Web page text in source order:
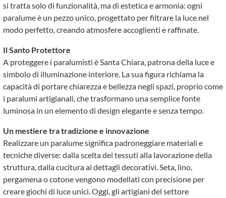
si tratta solo di funzionalità, ma di estetica e armonia: ogni
paralume è un pezzo unico, progettato per filtrare la luce nel
modo perfetto, creando atmosfere accoglienti e raffinate.
Il Santo Protettore
A proteggere i paralumisti è Santa Chiara, patrona della luce e
simbolo di illuminazione interiore. La sua figura richiama la
capacità di portare chiarezza e bellezza negli spazi, proprio come
i paralumi artigianali, che trasformano una semplice fonte
luminosa in un elemento di design elegante e senza tempo.
Un mestiere tra tradizione e innovazione
Realizzare un paralume significa padroneggiare materiali e
tecniche diverse: dalla scelta dei tessuti alla lavorazione della
struttura, dalla cucitura ai dettagli decorativi. Seta, lino,
pergamena o cotone vengono modellati con precisione per
creare giochi di luce unici. Oggi, gli artigiani del settore